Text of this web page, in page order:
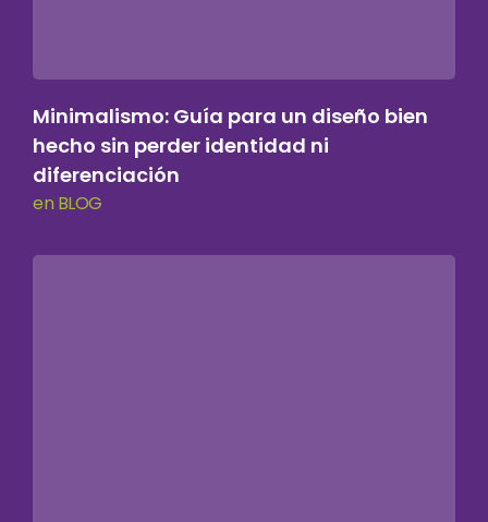
Minimalismo: Guía para un diseño bien
hecho sin perder identidad ni
diferenciación
en BLOG